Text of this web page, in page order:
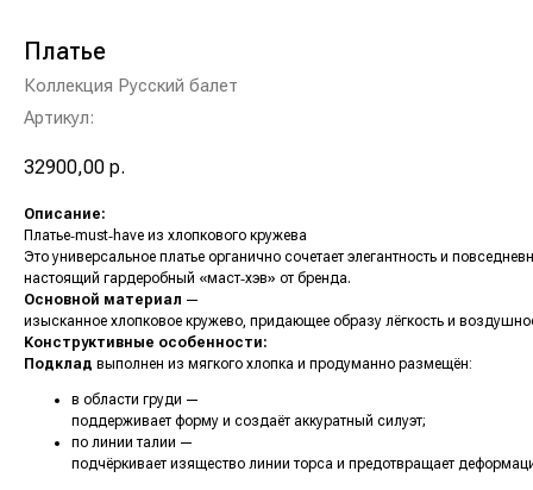
Платье
Коллекция Русский балет
Артикул:
32900,00 р.
Описание:
Платье‑must‑have из хлопкового кружева
Это универсальное платье органично сочетает элегантность и
настоящий гардеробный «маст‑хэв» от бренда.
Основной материал —
изысканное хлопковое кружево, придающее образу лёгкость и
Конструктивные особенности:
Подклад выполнен из мягкого хлопка и продуманно размещён:
в области груди —
поддерживает форму и создаёт аккуратный силуэт;
по линии талии —
подчёркивает изящество линии торса и предотвращает